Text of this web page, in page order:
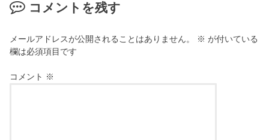
コメントを残す
メールアドレスが公開されることはありません。 ※ が付いている
欄は必須項目です
コメント ※